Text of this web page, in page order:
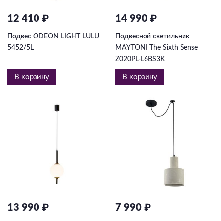
12 410 ₽
Подвес ODEON LIGHT LULU
5452/5L
В корзину
14 990 ₽
Подвесной светильник
MAYTONI The Sixth Sense
Z020PL-L6BS3K
В корзину
13 990 ₽ 7 990 ₽